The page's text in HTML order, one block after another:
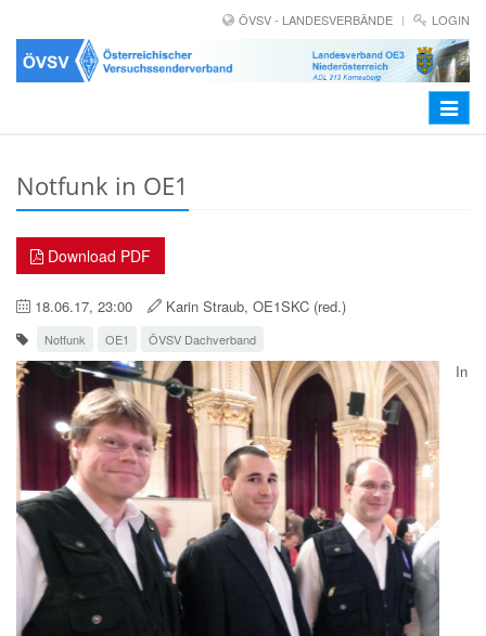
ÖVSV - LANDESVERBÄNDE LOGIN
Toggle
Notfunk in OE1
Download PDF
18.06.17, 23:00 Karin Straub, OE1SKC (red.)
Notfunk OE1 ÖVSV Dachverband
In